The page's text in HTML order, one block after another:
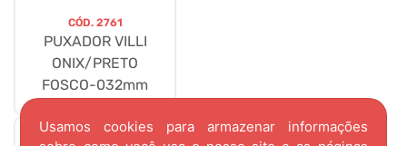
Usamos cookies para armazenar informações
CÓD. 2761
PUXADOR VILLI
ONIX/PRETO
FOSCO-032mm